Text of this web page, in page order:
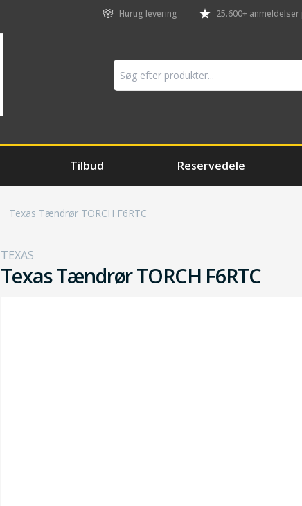
Hurtig levering 25.600+
Tilbud Reservedele
Texas Tændrør TORCH F6RTC
TEXAS
Texas Tændrør TORCH F6RTC